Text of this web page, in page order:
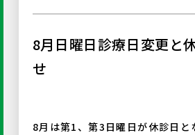
8月日曜日診療日変更と
せ
8月は第1、第3日曜日が休診日と